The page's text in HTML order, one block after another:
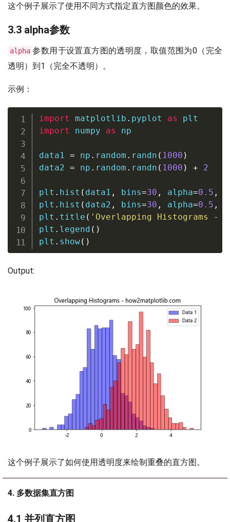
这个例子展示了使用不同方式指定直方图颜色的效果。
3.3 alpha参数
alpha 参数用于设置直方图的透明度，取值范围为0（完全
透明）到1（完全不透明）。
示例：
import matplotlib . pyplot as
import numpy as np
data1 = np . random . randn ( 1000 )
data2 = np . random . randn ( 1000 ) + 2
plt . hist ( data1 , bins=30 , alpha=0.5 ,
plt . hist ( data2 , bins=30 , alpha=0.5 ,
plt . title ( 'Overlapping Histograms -
plt . legend ( )
plt . show( )
Output:
这个例子展示了如何使用透明度来绘制重叠的直方图。
4. 多数据集直方图
4.1 并列直方图